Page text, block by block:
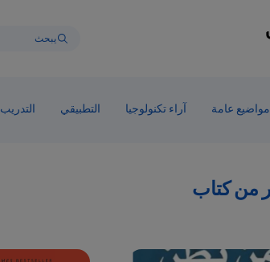
مواضيع عامة آراء تكنولوجيا التطبيقي التدريب
من كتاب